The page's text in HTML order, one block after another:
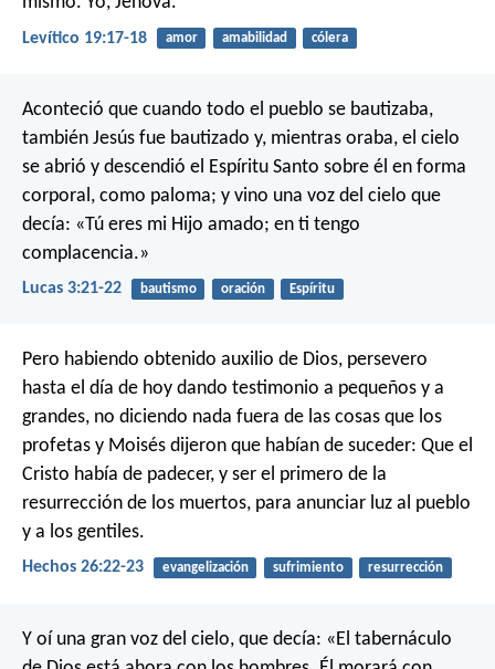
Levítico 19:17-18 amor amabilidad cólera
Aconteció que cuando todo el pueblo se bautizaba,
también Jesús fue bautizado y, mientras oraba, el cielo
se abrió y descendió el Espíritu Santo sobre él en forma
corporal, como paloma; y vino una voz del cielo que
decía: «Tú eres mi Hijo amado; en ti tengo
complacencia.»
Lucas 3:21-22 bautismo oración Espíritu
Pero habiendo obtenido auxilio de Dios, persevero
hasta el día de hoy dando testimonio a pequeños y a
grandes, no diciendo nada fuera de las cosas que los
profetas y Moisés dijeron que habían de suceder: Que el
Cristo había de padecer, y ser el primero de la
resurrección de los muertos, para anunciar luz al pueblo
y a los gentiles.
Hechos 26:22-23 evangelización sufrimiento resurrección
Y oí una gran voz del cielo, que decía: «El tabernáculo